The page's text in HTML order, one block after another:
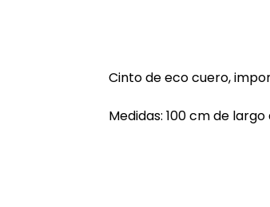
Cinto de eco cuero,
Medidas: 100 cm de